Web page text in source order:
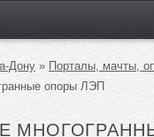
Дону » Порталы, мачты,
опоры ЛЭП